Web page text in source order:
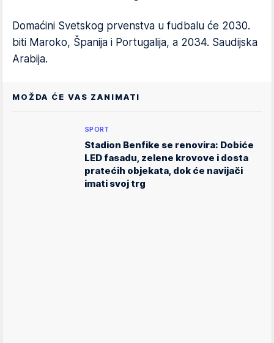
Domaćini Svetskog prvenstva u fudbalu će 2030.
biti Maroko, Španija i Portugalija, a 2034. Saudijska
Arabija.
MOŽDA ĆE VAS ZANIMATI
SPORT
Stadion Benfike se renovira: Dobiće
LED fasadu, zelene krovove i dosta
pratećih objekata, dok će navijači
imati svoj trg